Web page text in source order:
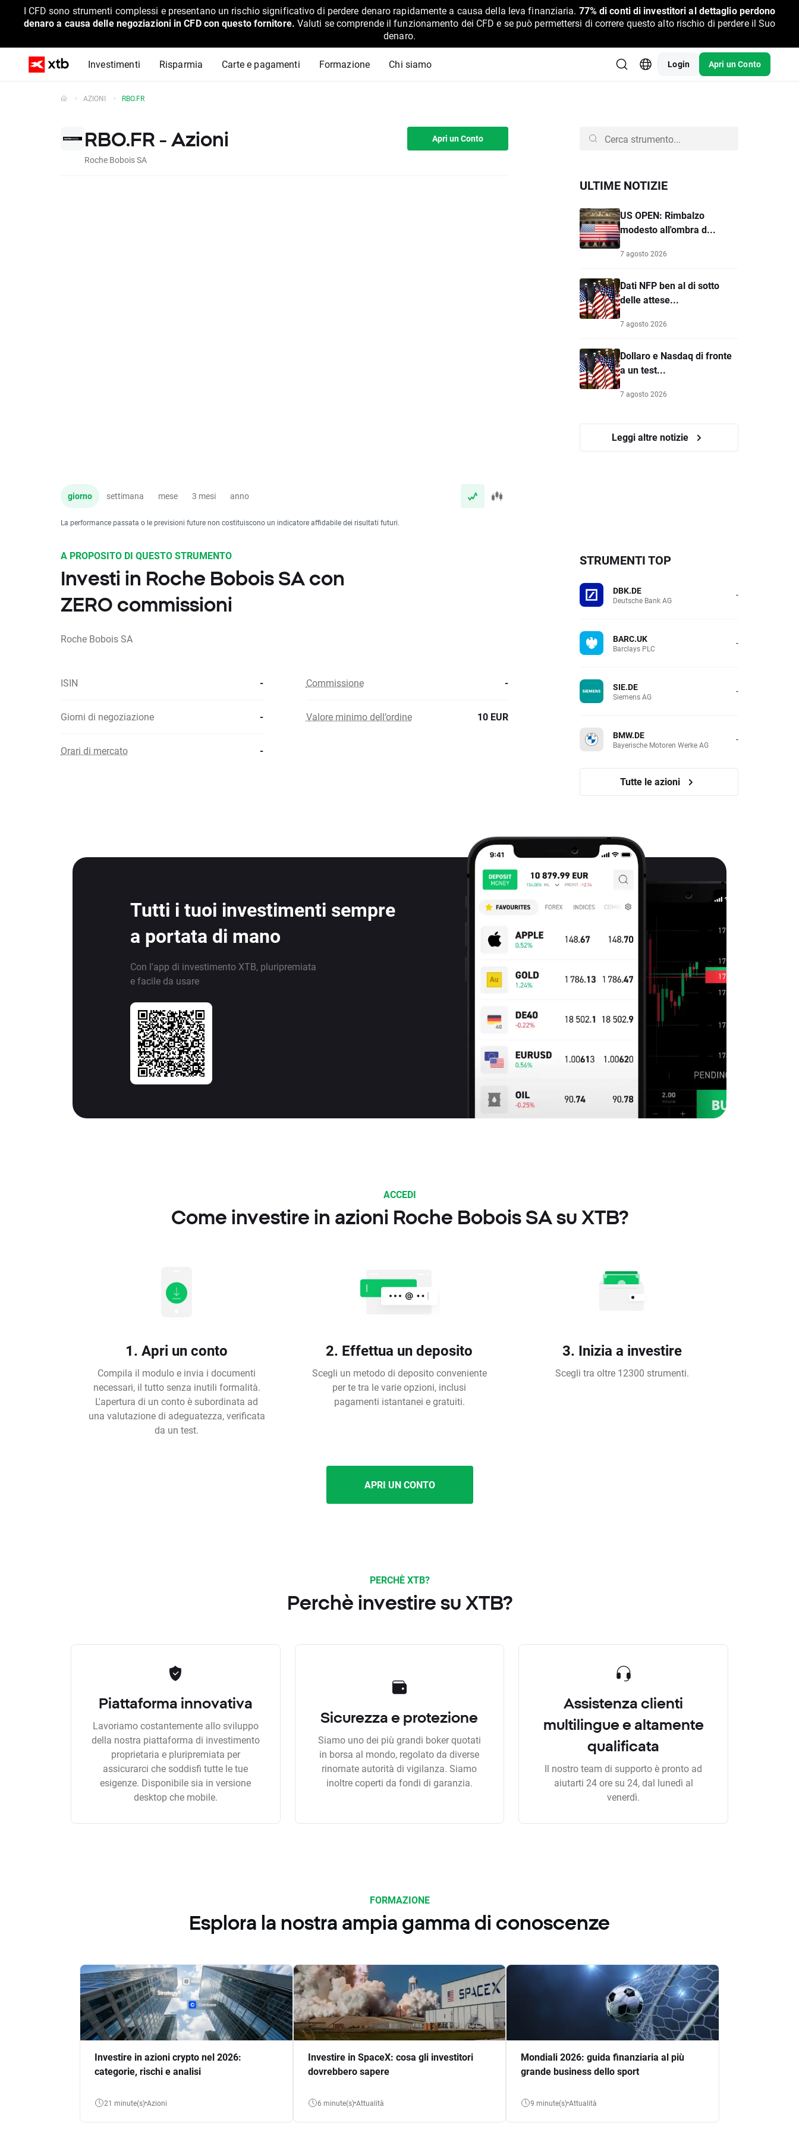
I CFD sono strumenti complessi e presentano un rischio significativo di perdere denaro rapidamente a causa della leva finanziaria. 77% di conti di investitori al dettaglio perdono
denaro a causa delle negoziazioni in CFD con questo fornitore. Valuti se comprende il funzionamento dei CFD e se può permettersi di correre questo alto rischio di perdere il Suo
denaro.
Investimenti Risparmia Carte e pagamenti Formazione Chi siamo Login Apri un Conto
AZIONI RBO.FR
RBO.FR - Azioni
Roche Bobois SA
Apri un Conto
giorno settimana mese 3 mesi anno
La performance passata o le previsioni future non costituiscono un indicatore affidabile dei risultati futuri.
ULTIME NOTIZIE
US OPEN: Rimbalzo
modesto all'ombra d...
7 agosto 2026
Dati NFP ben al di sotto
delle attese...
7 agosto 2026
Dollaro e Nasdaq di fronte
a un test...
7 agosto 2026
Leggi altre notizie
A PROPOSITO DI QUESTO STRUMENTO
Investi in Roche Bobois SA con
ZERO commissioni
Roche Bobois SA
ISIN - Commissione -
Giorni di negoziazione - Valore minimo dell’ordine 10 EUR
Orari di mercato -
STRUMENTI TOP
DBK.DE
Deutsche Bank AG -
BARC.UK
Barclays PLC -
SIE.DE
Siemens AG -
BMW.DE
Bayerische Motoren Werke AG -
Tutte le azioni
Tutti i tuoi investimenti sempre
a portata di mano
Con l'app di investimento XTB, pluripremiata
e facile da usare
ACCEDI
Come investire in azioni Roche Bobois SA su XTB?
1. Apri un conto
Compila il modulo e invia i documenti
necessari, il tutto senza inutili formalità.
L'apertura di un conto è subordinata ad
una valutazione di adeguatezza, verificata
da un test.
2. Effettua un deposito
Scegli un metodo di deposito conveniente
per te tra le varie opzioni, inclusi
pagamenti istantanei e gratuiti.
3. Inizia a investire
Scegli tra oltre 12300 strumenti.
APRI UN CONTO
PERCHÈ XTB?
Perchè investire su XTB?
Piattaforma innovativa
Lavoriamo costantemente allo sviluppo
della nostra piattaforma di investimento
proprietaria e pluripremiata per
assicurarci che soddisfi tutte le tue
esigenze. Disponibile sia in versione
desktop che mobile.
Sicurezza e protezione
Siamo uno dei più grandi boker quotati
in borsa al mondo, regolato da diverse
rinomate autorità di vigilanza. Siamo
inoltre coperti da fondi di garanzia.
Assistenza clienti
multilingue e altamente
qualificata
Il nostro team di supporto è pronto ad
aiutarti 24 ore su 24, dal lunedì al
venerdì.
FORMAZIONE
Esplora la nostra ampia gamma di conoscenze
Investire in azioni crypto nel 2026:
categorie, rischi e analisi
21 minute(s) Azioni
Investire in SpaceX: cosa gli investitori
dovrebbero sapere
6 minute(s) Attualità
Mondiali 2026: guida finanziaria al più
grande business dello sport
9 minute(s) Attualità